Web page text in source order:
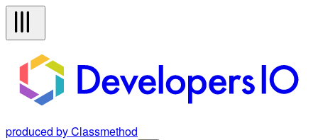
produced by Classmethod